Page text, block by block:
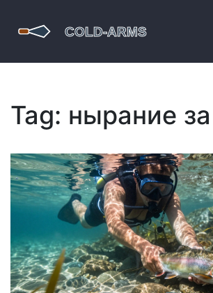
Tag: нырание